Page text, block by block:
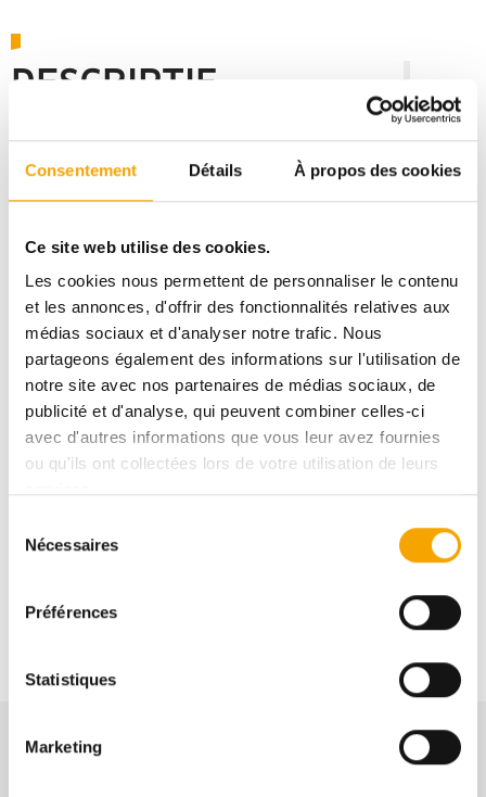
Consentement Détails À propos des cookies
Ce site web utilise des cookies.
Les cookies nous permettent de personnaliser le contenu
et les annonces, d'offrir des fonctionnalités relatives aux
médias sociaux et d'analyser notre trafic. Nous
partageons également des informations sur l'utilisation de
notre site avec nos partenaires de médias sociaux, de
publicité et d'analyse, qui peuvent combiner celles-ci
avec d'autres informations que vous leur avez fournies
ou qu'ils ont collectées lors de votre utilisation de leurs
Nécessaires
Préférences
Statistiques
Marketing
DESCRIPTIF
GARNICH
1 299 800,00 €
Pour plus d’informations sur ce bien, vous pouvez
prendre contact avec